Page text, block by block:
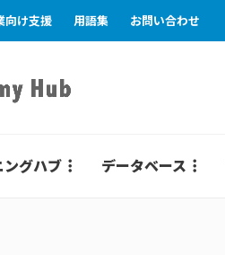
向け支援 用語集 お問い合わせ
ングハブ データベース